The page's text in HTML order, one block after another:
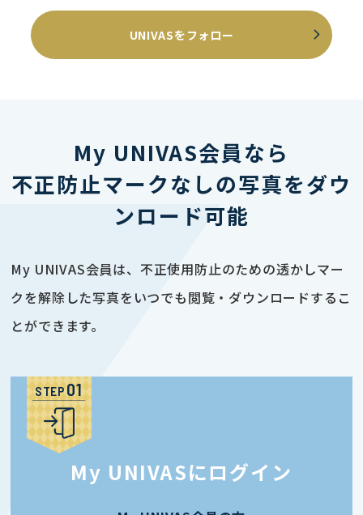
UNIVASをフォロー
My UNIVAS会員なら
不正防止マークなしの写真をダウ
ンロード可能
My UNIVAS会員は、不正使用防止のための透かしマー
クを解除した写真をいつでも閲覧・ダウンロードするこ
とができます。
STEP
My UNIVASにログイン